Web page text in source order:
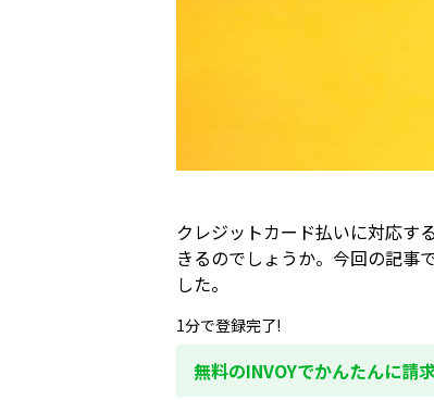
クレジットカード払いに対応す
きるのでしょうか。今回の記事
した。
1分で登録完了!
無料のINVOYでかんたんに請